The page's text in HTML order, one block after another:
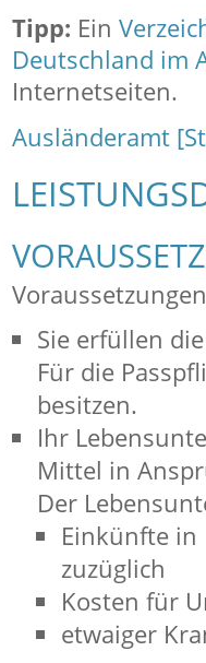
Tipp: Ein
Deutschland im
Internetseiten.
Ausländeramt
Sie erfüllen
Für die
besitzen.
Ihr
Mittel in
Der
Einkünfte in
zuzüglich
Kosten für
etwaiger